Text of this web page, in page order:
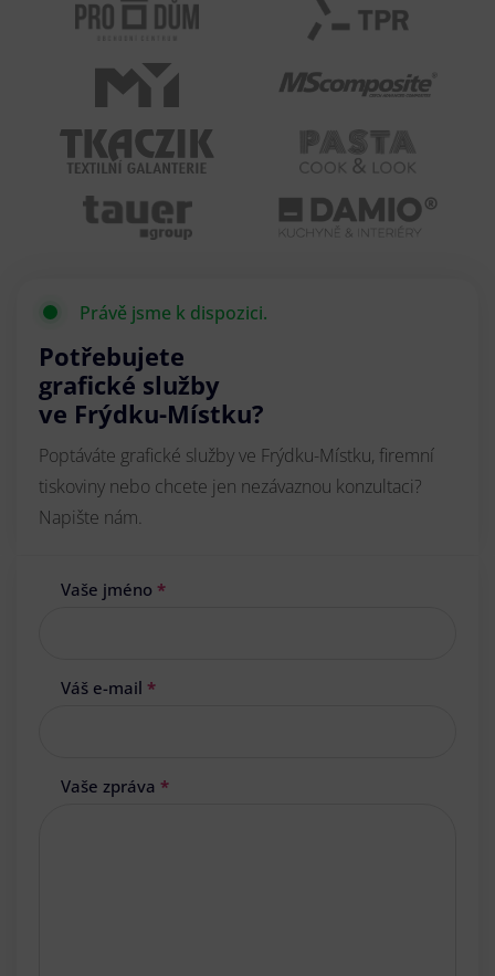
Právě jsme k dispozici.
Potřebujete
grafické služby
ve Frýdku-Místku?
Poptáváte grafické služby ve Frýdku-Místku, firemní
tiskoviny nebo chcete jen nezávaznou konzultaci?
Napište nám.
Vaše jméno *
Váš e-mail *
Vaše zpráva *